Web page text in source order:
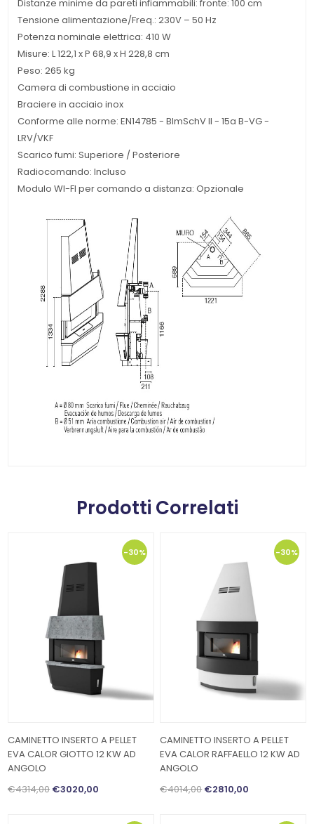
Distanze minime da pareti infiammabili: fronte: 100 cm
Tensione alimentazione/Freq.: 230V – 50 Hz
Potenza nominale elettrica: 410 W
Misure: L 122,1 x P 68,9 x H 228,8 cm
Peso: 265 kg
Camera di combustione in acciaio
Braciere in acciaio inox
Conforme alle norme: EN14785 - BImSchV II - 15a B-VG -
LRV/VKF
Scarico fumi: Superiore / Posteriore
Radiocomando: Incluso
Modulo WI-FI per comando a distanza: Opzionale
Prodotti Correlati
-30%
CAMINETTO INSERTO A PELLET
EVA CALOR GIOTTO 12 KW AD
ANGOLO
€4314,00 €3020,00
-30%
CAMINETTO INSERTO A PELLET
EVA CALOR RAFFAELLO 12 KW AD
ANGOLO
€4014,00€2810,00